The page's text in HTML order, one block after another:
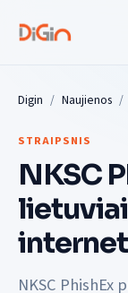
Digin Naujienos
STRAIPSNIS
NKSC
NKSC